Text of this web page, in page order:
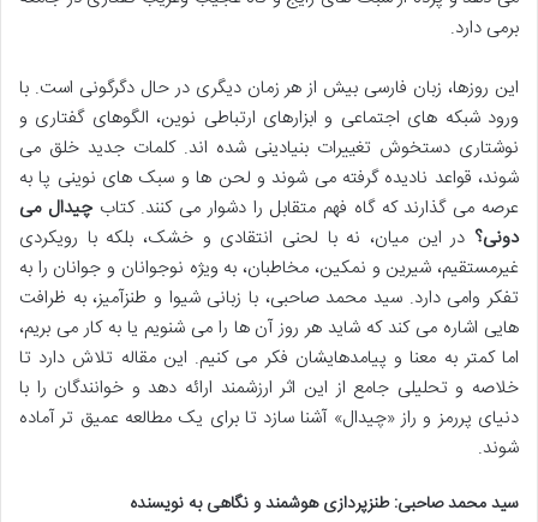
برمی دارد.
این روزها، زبان فارسی بیش از هر زمان دیگری در حال دگرگونی است. با
ورود شبکه های اجتماعی و ابزارهای ارتباطی نوین، الگوهای گفتاری و
نوشتاری دستخوش تغییرات بنیادینی شده اند. کلمات جدید خلق می
شوند، قواعد نادیده گرفته می شوند و لحن ها و سبک های نوینی پا به
عرصه می گذارند که گاه فهم متقابل را دشوار می کنند. کتابچیدال می
دونی؟ در این میان، نه با لحنی انتقادی و خشک، بلکه با رویکردی
غیرمستقیم، شیرین و نمکین، مخاطبان، به ویژه نوجوانان و جوانان را به
تفکر وامی دارد. سید محمد صاحبی، با زبانی شیوا و طنزآمیز، به ظرافت
هایی اشاره می کند که شاید هر روز آن ها را می شنویم یا به کار می بریم،
اما کمتر به معنا و پیامدهایشان فکر می کنیم. این مقاله تلاش دارد تا
خلاصه و تحلیلی جامع از این اثر ارزشمند ارائه دهد و خوانندگان را با
دنیای پررمز و راز «چیدال» آشنا سازد تا برای یک مطالعه عمیق تر آماده
شوند.
سید محمد صاحبی: طنزپردازی هوشمند و نگاهی به نویسنده